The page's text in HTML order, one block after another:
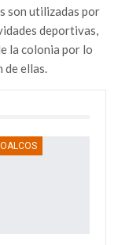
son utilizadas por
deportivas,
la colonia por lo
de ellas.